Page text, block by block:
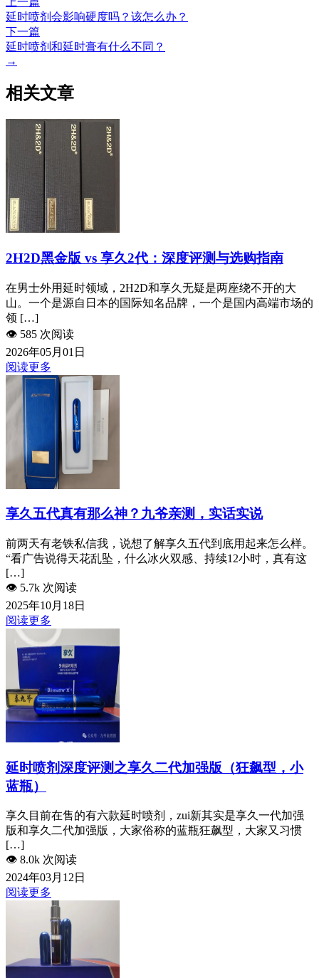
延时喷剂会影响硬度吗？该怎么办？
下一篇
延时喷剂和延时膏有什么不同？
→
相关文章
2H2D黑金版 vs 享久2代：深度评测与选购指南
在男士外用延时领域，2H2D和享久无疑是两座绕不开的大
山。一个是源自日本的国际知名品牌，一个是国内高端市场的
领 […]
👁️ 585 次阅读
2026年05月01日
阅读更多
享久五代真有那么神？九爷亲测，实话实说
前两天有老铁私信我，说想了解享久五代到底用起来怎么样。
“看广告说得天花乱坠，什么冰火双感、持续12小时，真有这
[…]
👁️ 5.7k 次阅读
2025年10月18日
阅读更多
延时喷剂深度评测之享久二代加强版（狂飙型，小
蓝瓶）
享久目前​在售的有六款延时喷剂，zui新其实是享久一代加强
版和享久二代加强版，大家俗称的蓝瓶狂飙型，大家又习惯
[…]
👁️ 8.0k 次阅读
2024年03月12日
阅读更多